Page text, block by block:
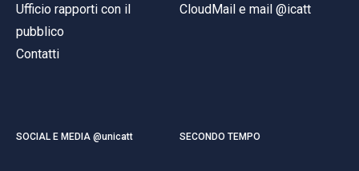
Ufficio rapporti con il
pubblico
Contatti
CloudMail e mail @icatt
SOCIAL E MEDIA @unicatt SECONDO TEMPO